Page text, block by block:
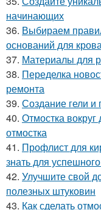
начинающих
36. Выбираем
оснований для
37. Материалы для
38. Переделка
ремонта
39. Создание гели
40. Отмостка
отмостка
41. Профлист для
знать для
42. Улучшите свой
полезных штуковин
43. Как сделать